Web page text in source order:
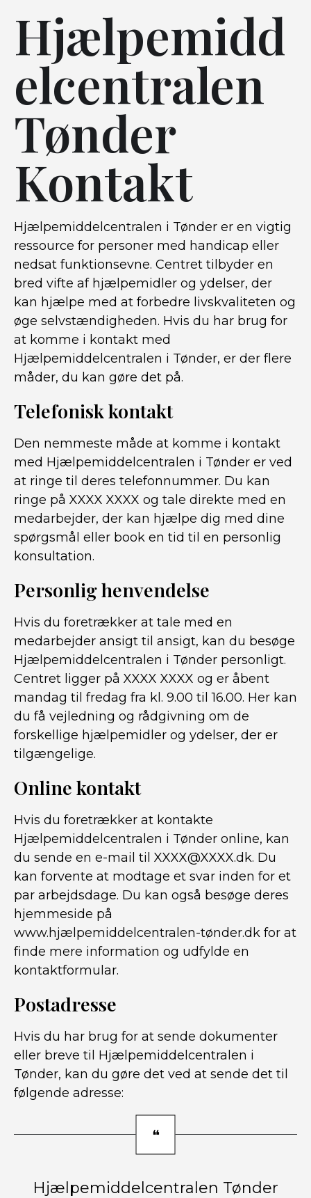
Hjælpemidd
elcentralen
Tønder
Kontakt
Hjælpemiddelcentralen i Tønder er en vigtig
ressource for personer med handicap eller
nedsat funktionsevne. Centret tilbyder en
bred vifte af hjælpemidler og ydelser, der
kan hjælpe med at forbedre livskvaliteten og
øge selvstændigheden. Hvis du har brug for
at komme i kontakt med
Hjælpemiddelcentralen i Tønder, er der flere
måder, du kan gøre det på.
Telefonisk kontakt
Den nemmeste måde at komme i kontakt
med Hjælpemiddelcentralen i Tønder er ved
at ringe til deres telefonnummer. Du kan
ringe på XXXX XXXX og tale direkte med en
medarbejder, der kan hjælpe dig med dine
spørgsmål eller book en tid til en personlig
konsultation.
Personlig henvendelse
Hvis du foretrækker at tale med en
medarbejder ansigt til ansigt, kan du besøge
Hjælpemiddelcentralen i Tønder personligt.
Centret ligger på XXXX XXXX og er åbent
mandag til fredag ​​fra kl. 9.00 til 16.00. Her kan
du få vejledning og rådgivning om de
forskellige hjælpemidler og ydelser, der er
tilgængelige.
Online kontakt
Hvis du foretrækker at kontakte
Hjælpemiddelcentralen i Tønder online, kan
du sende en e-mail til XXXX@XXXX.dk. Du
kan forvente at modtage et svar inden for et
par arbejdsdage. Du kan også besøge deres
hjemmeside på
www.hjælpemiddelcentralen-tønder.dk for at
finde mere information og udfylde en
kontaktformular.
Postadresse
Hvis du har brug for at sende dokumenter
eller breve til Hjælpemiddelcentralen i
Tønder, kan du gøre det ved at sende det til
følgende adresse:
Hjælpemiddelcentralen Tønder